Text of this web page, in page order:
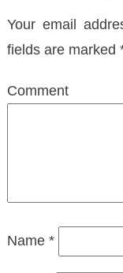
Your email
fields are marked
Name *